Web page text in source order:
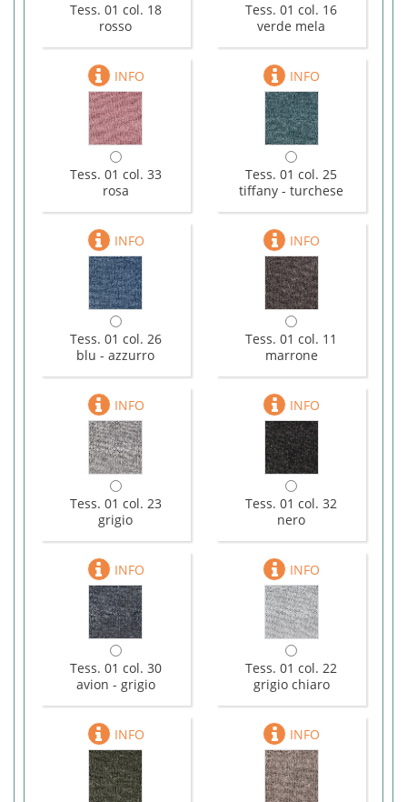
Tess. 01 col. 18
rosso
Tess. 01 col. 16
verde mela
Tess. 01 col. 33
rosa
Tess. 01 col. 25
tiffany - turchese
Tess. 01 col. 26
blu - azzurro
Tess. 01 col. 11
marrone
Tess. 01 col. 23
grigio
Tess. 01 col. 32
nero
Tess. 01 col. 30
avion - grigio
Tess. 01 col. 22
grigio chiaro